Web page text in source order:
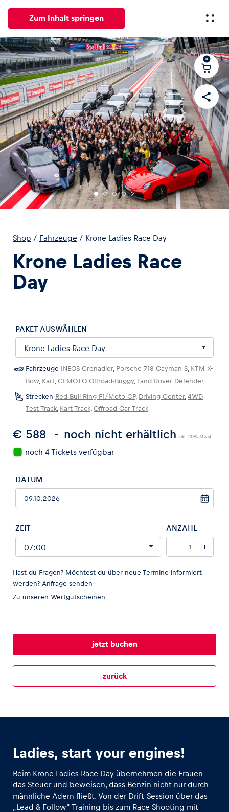
Zum Inhalt springen
Alle News Events Erlebnisse Seiten
News
Alle anzeigen
Events
Seiten
Fahrzeug
Alle anzeigen
Business
Glossar
0
Shop / Fahrzeuge / Krone Ladies Race Day
Krone Ladies Race
Day
PAKET AUSWÄHLEN
Fahrzeuge INEOS Grenadier, Porsche 718 Cayman S, KTM X-
Bow, Kart, CFMOTO Offroad-Buggy, Land Rover Defender
Strecken Red Bull Ring F1/Moto GP, Driving Center, 4WD
Test Track, Kart Track, Offroad Car Track
€ 588 noch nicht erhältlich inkl. 20% Mwst.
noch 4 Tickets verfügbar
DATUM
ZEIT ANZAHL
− +
Hast du Fragen? Möchtest du über neue Termine informiert
werden? Anfrage senden
Zu unseren Wertgutscheinen
jetzt buchen
zurück
Ladies, start your engines!
Beim Krone Ladies Race Day übernehmen die Frauen
das Steuer und beweisen, dass Benzin nicht nur durch
männliche Adern fließt. Von der Drift-Session über das
„Lead & Follow“ Training bis zum Race Shooting mit